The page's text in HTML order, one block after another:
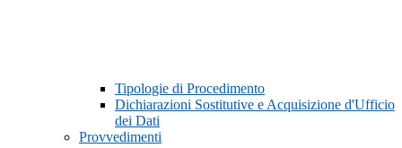
Tipologie di Procedimento
Dichiarazioni Sostitutive e Acquisizione d'Ufficio
dei Dati
Provvedimenti